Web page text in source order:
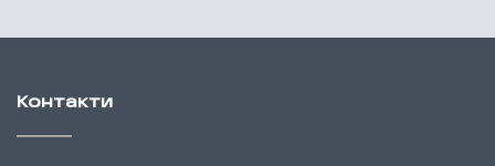
Контакти